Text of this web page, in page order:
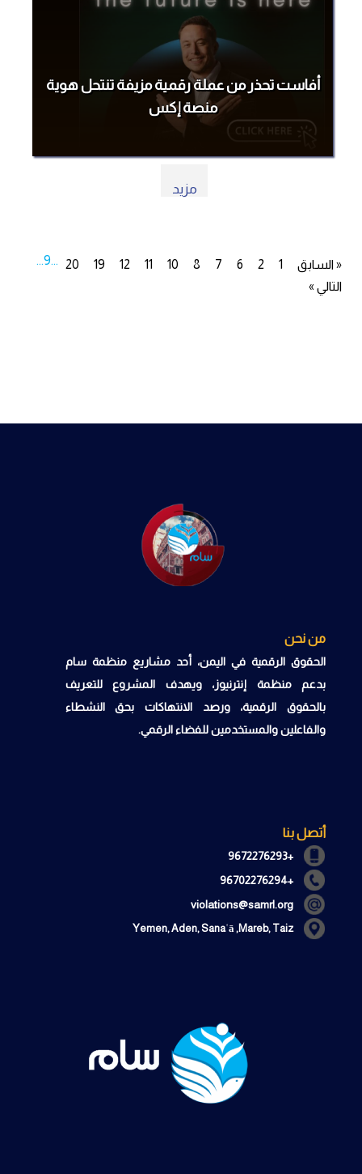
أفاست تحذر من عملة رقمية مزيفة تنتحل هوية
منصة إكس
مزيد
« السابق 1
2
... 6
7
8
9 10
11
12
... 19
20
التالي »
من نحن
الحقوق الرقمية في اليمن، أحد مشاريع منظمة سام
بدعم منظمة إنترنيوز، ويهدف المشروع للتعريف
بالحقوق الرقمية، ورصد الانتهاكات بحق النشطاء
والفاعلين والمستخدمين للفضاء الرقمي.
أتصل بنا
+9672276293
+96702276294
violations@samrl.org
Yemen, Aden, Sanaʿā ,Mareb, Taiz